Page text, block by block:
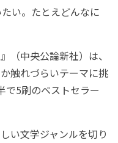
い。たとえどんなに
（中央公論新社）は、
触れづらいテーマに挑
で5刷のベストセラー
い文学ジャンルを切り